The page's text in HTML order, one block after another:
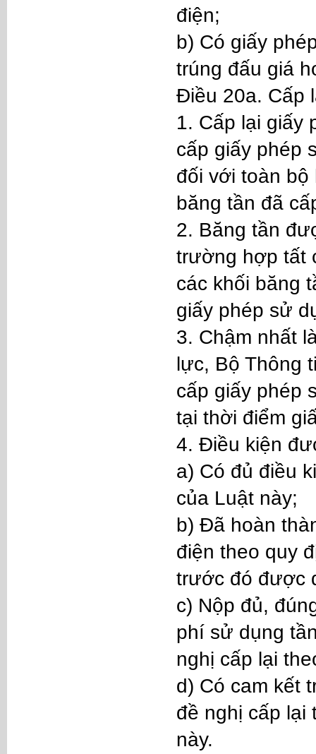
điện;
b) Có giấy
trúng đấu giá
Điều 20a. Cấp
1. Cấp lại giấy
cấp giấy phép
đối với toàn
băng tần đã
2. Băng tần
trường hợp tất
các khối băng
giấy phép sử
3. Chậm nhất
lực, Bộ Thông
cấp giấy phép
tại thời điểm
4. Điều kiện
a) Có đủ điều
của Luật này;
b) Đã hoàn
điện theo quy
trước đó được
c) Nộp đủ,
phí sử dụng
nghị cấp lại
d) Có cam kết
đề nghị cấp lại
này.